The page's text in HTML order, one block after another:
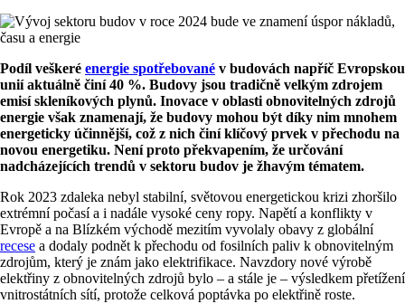
Podíl veškeré energie spotřebované v budovách napříč Evropskou
unií aktuálně činí 40 %. Budovy jsou tradičně velkým zdrojem
emisí skleníkových plynů. Inovace v oblasti obnovitelných zdrojů
energie však znamenají, že budovy mohou být díky nim mnohem
energeticky účinnější, což z nich činí klíčový prvek v přechodu na
novou energetiku. Není proto překvapením, že určování
nadcházejících trendů v sektoru budov je žhavým tématem.
Rok 2023 zdaleka nebyl stabilní, světovou energetickou krizi zhoršilo
extrémní počasí a i nadále vysoké ceny ropy. Napětí a konflikty v
Evropě a na Blízkém východě mezitím vyvolaly obavy z globální
recese a dodaly podnět k přechodu od fosilních paliv k obnovitelným
zdrojům, který je znám jako elektrifikace. Navzdory nové výrobě
elektřiny z obnovitelných zdrojů bylo – a stále je – výsledkem přetížení
vnitrostátních sítí, protože celková poptávka po elektřině roste.